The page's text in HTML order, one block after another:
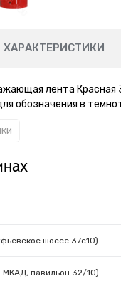
ХАРАКТЕРИСТИКИ
лента
обозначения в
шоссе 37с10)
МКАД, павильон 32/10)